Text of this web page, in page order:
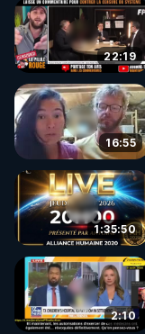
22:19
16:55
1:35:50
2:10